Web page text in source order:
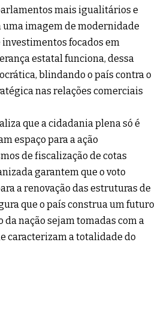
mais igualitários e
imagem de modernidade
focados em
estatal funciona, dessa
blindando o país contra o
nas relações comerciais
que a cidadania plena só é
espaço para a ação
de fiscalização de cotas
garantem que o voto
a renovação das estruturas de
que o país construa um futuro
nação sejam tomadas com a
caracterizam a totalidade do